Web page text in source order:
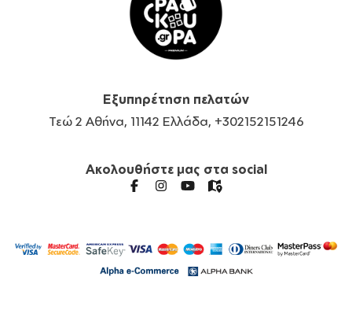
Εξυπηρέτηση πελατών
Τεώ 2 Αθήνα, 11142 Ελλάδα, +302152151246
Ακολουθήστε μας στα social